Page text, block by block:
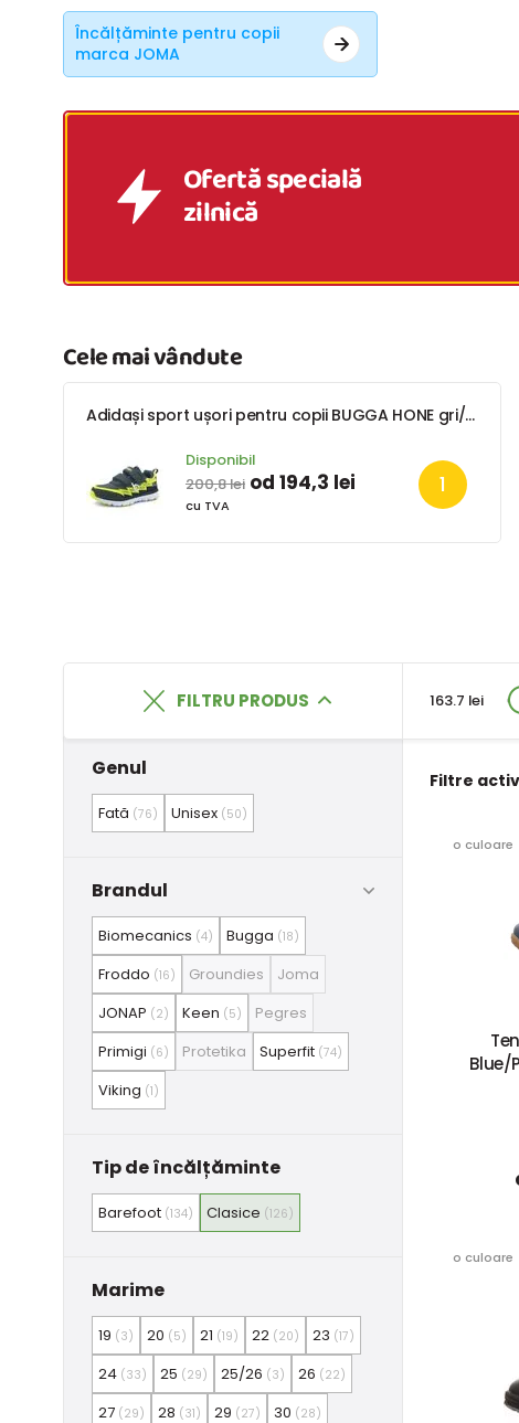
Încălțăminte pentru copii
marca JOMA
Ofertă specială
zilnică
Cele mai vândute
Adidași sport ușori pentru copii BUGGA HONE gri/galben/negru
Disponibil
200,8 lei od 194,3 lei
cu TVA
FILTRU PRODUS
Genul
Fată (76) Unisex (50)
Brandul
Biomecanics (4) Bugga (18)
Froddo (16) Groundies
Joma
JONAP (2) Keen (5)
Pegres
Primigi (6) Protetika Superfit (74)
Viking (1)
Tip de încălțăminte
Barefoot (134) Clasice (126)
Marime
19 (3) 20 (5) 21 (19) 22 (20) 23 (17)
24 (33) 25 (29) 25/26 (3) 26 (22)
27 (29) 28 (31) 29 (27) 30 (28)
163.7 lei
Filtre
o culoare
Blue/
o culoare